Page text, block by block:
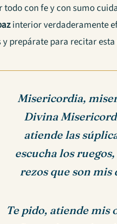
con fe y con sumo
interior verdaderamente
prepárate para recitar
Misericordia,
Divina
atiende las
escucha los
rezos que son mis
Te pido, atiende mis